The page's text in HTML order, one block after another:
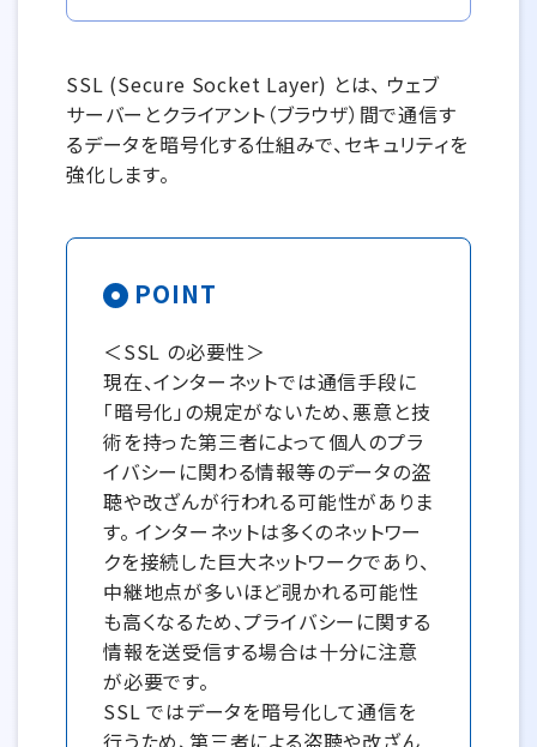
SSL (Secure Socket Layer) とは、 ウェブ
サーバーとクライアント（ブラウザ）間で通信す
るデータを暗号化する仕組みで、セキュリティを
強化します。
POINT
＜SSL の必要性＞
現在、インターネットでは通信手段に
「暗号化」の規定がないため、悪意と技
術を持った第三者によって個人のプラ
イバシーに関わる情報等のデータの盗
聴や改ざんが行われる可能性がありま
す。 インターネットは多くのネットワー
クを接続した巨大ネットワークであり、
中継地点が多いほど覗かれる可能性
も高くなるため、プライバシーに関する
情報を送受信する場合は十分に注意
が必要です。
SSL ではデータを暗号化して通信を
行うため、第三者による盗聴や改ざん